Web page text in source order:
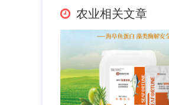
农业相关文章